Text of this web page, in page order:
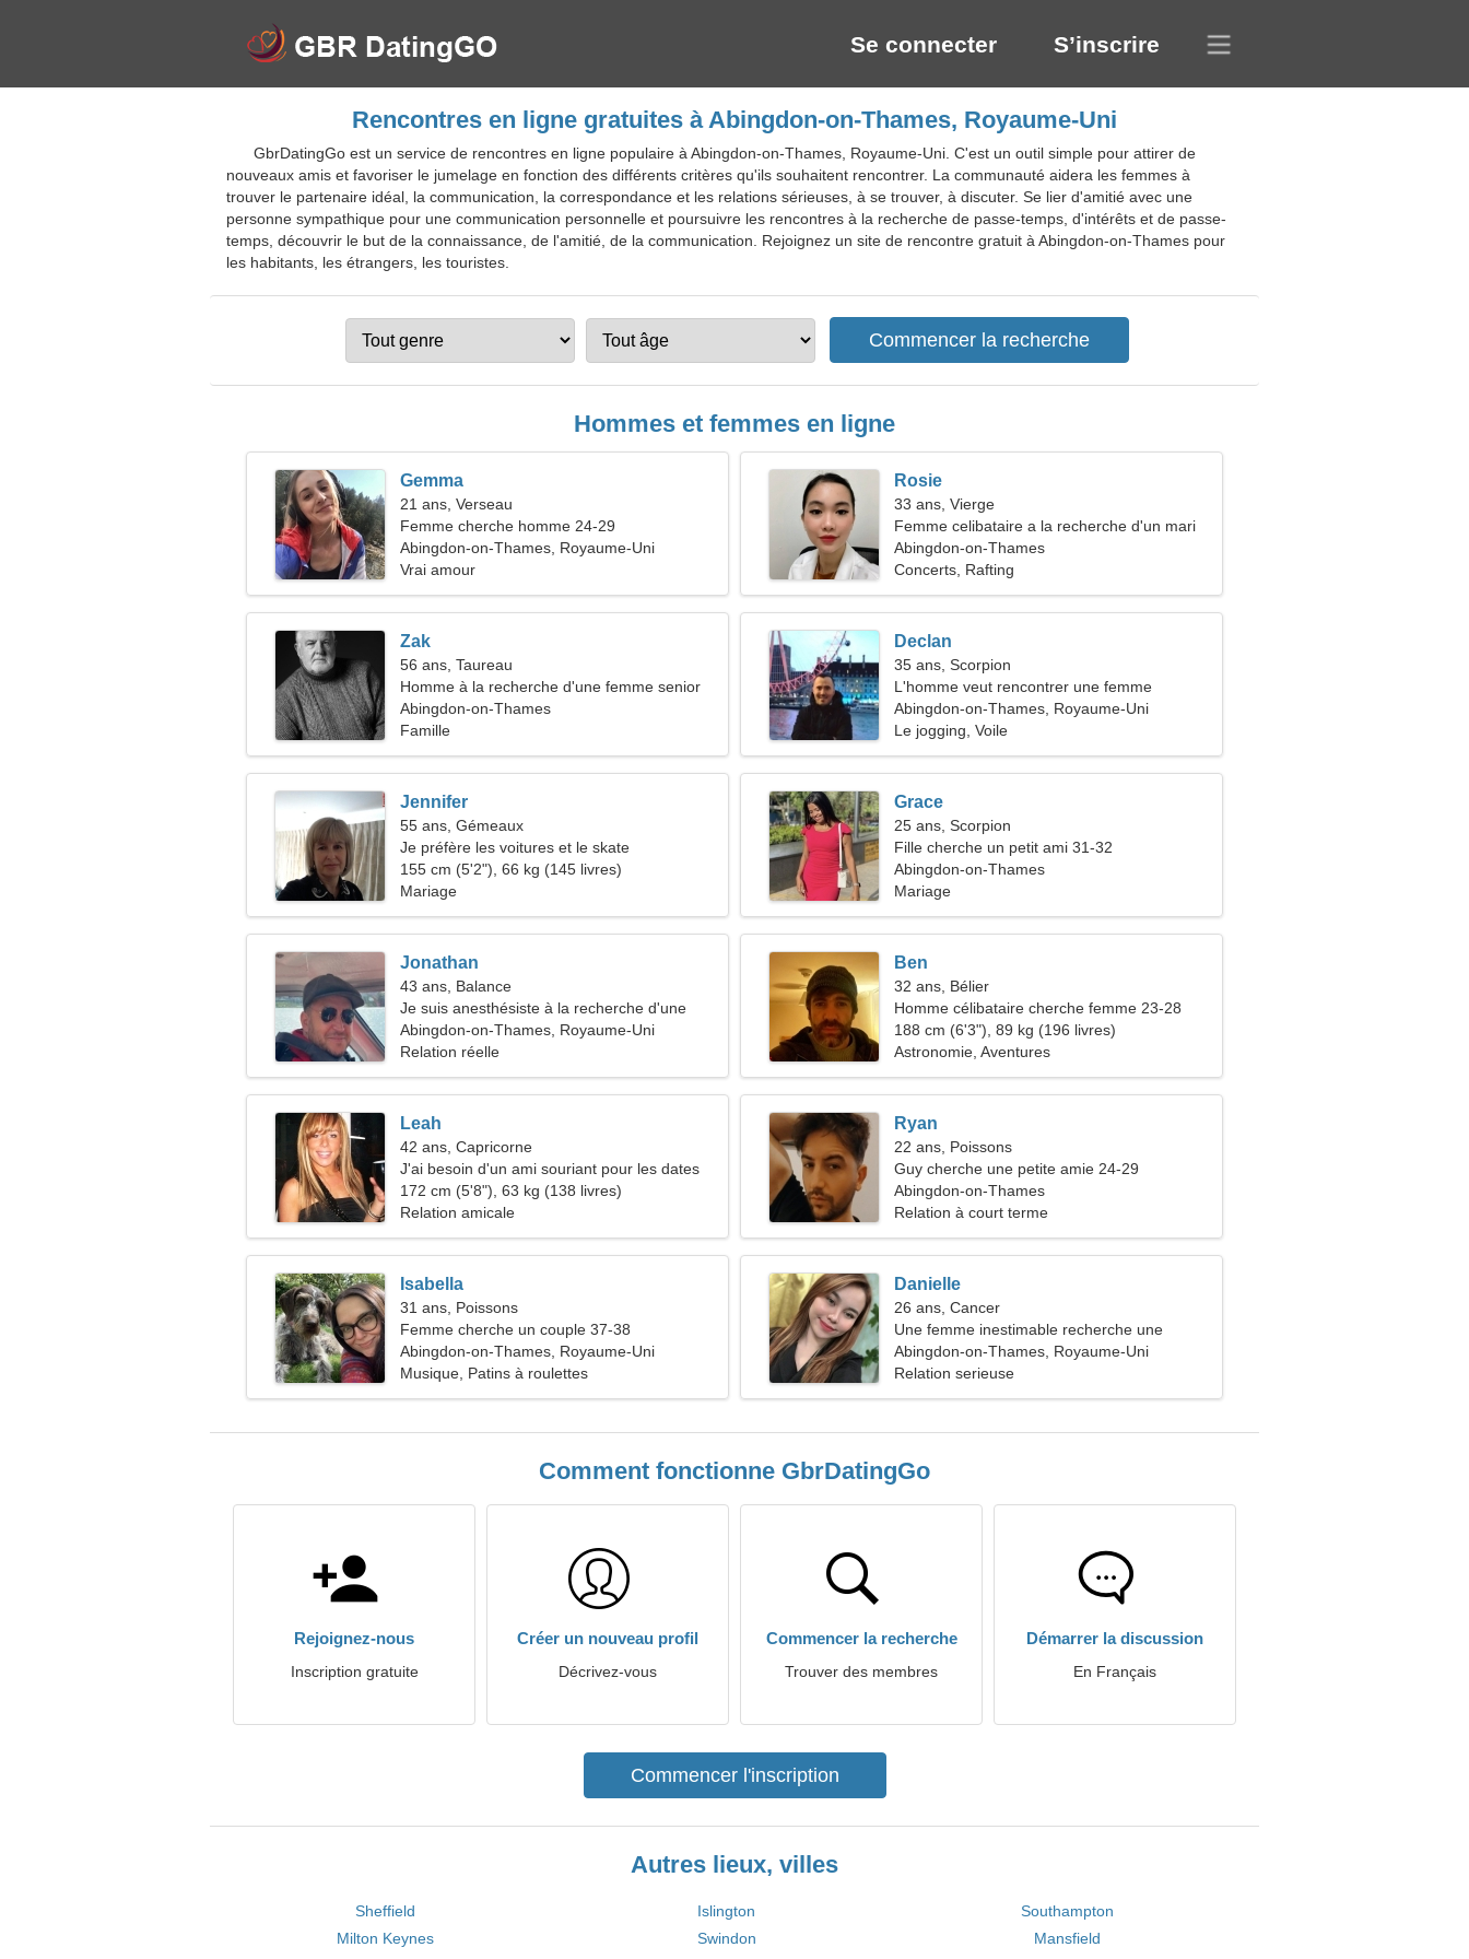
Se connecter S’inscrire
Rencontres en ligne gratuites à Abingdon-on-Thames, Royaume-Uni
GbrDatingGo est un service de rencontres en ligne populaire à Abingdon-on-Thames, Royaume-Uni. C'est un outil simple pour attirer de
nouveaux amis et favoriser le jumelage en fonction des différents critères qu'ils souhaitent rencontrer. La communauté aidera les femmes à
trouver le partenaire idéal, la communication, la correspondance et les relations sérieuses, à se trouver, à discuter. Se lier d'amitié avec une
personne sympathique pour une communication personnelle et poursuivre les rencontres à la recherche de passe-temps, d'intérêts et de passe-
temps, découvrir le but de la connaissance, de l'amitié, de la communication. Rejoignez un site de rencontre gratuit à Abingdon-on-Thames pour
les habitants, les étrangers, les touristes.
Hommes et femmes en ligne
Gemma
21 ans, Verseau
Femme cherche homme 24-29
Abingdon-on-Thames, Royaume-Uni
Vrai amour
Rosie
33 ans, Vierge
Femme celibataire a la recherche d'un mari
Abingdon-on-Thames
Concerts, Rafting
Zak
56 ans, Taureau
Homme à la recherche d'une femme senior
45-54
Abingdon-on-Thames
Famille
Declan
35 ans, Scorpion
L'homme veut rencontrer une femme
Abingdon-on-Thames, Royaume-Uni
Le jogging, Voile
Jennifer
55 ans, Gémeaux
Je préfère les voitures et le skate
155 cm (5'2"), 66 kg (145 livres)
Mariage
Grace
25 ans, Scorpion
Fille cherche un petit ami 31-32
Abingdon-on-Thames
Mariage
Jonathan
43 ans, Balance
Je suis anesthésiste à la recherche d'une
femme drôle
Abingdon-on-Thames, Royaume-Uni
Relation réelle
Ben
32 ans, Bélier
Homme célibataire cherche femme 23-28
188 cm (6'3"), 89 kg (196 livres)
Astronomie, Aventures
Leah
42 ans, Capricorne
J'ai besoin d'un ami souriant pour les dates
172 cm (5'8"), 63 kg (138 livres)
Relation amicale
Ryan
22 ans, Poissons
Guy cherche une petite amie 24-29
Abingdon-on-Thames
Relation à court terme
Isabella
31 ans, Poissons
Femme cherche un couple 37-38
Abingdon-on-Thames, Royaume-Uni
Musique, Patins à roulettes
Danielle
26 ans, Cancer
Une femme inestimable recherche une
relation sérieuse
Abingdon-on-Thames, Royaume-Uni
Relation serieuse
Comment fonctionne GbrDatingGo
Rejoignez-nous
Inscription gratuite
Créer un nouveau profil
Décrivez-vous
Commencer la recherche
Trouver des membres
Démarrer la discussion
En Français
Commencer l'inscription
Autres lieux, villes
Sheffield Islington
Southampton
Milton Keynes
Swindon
Mansfield